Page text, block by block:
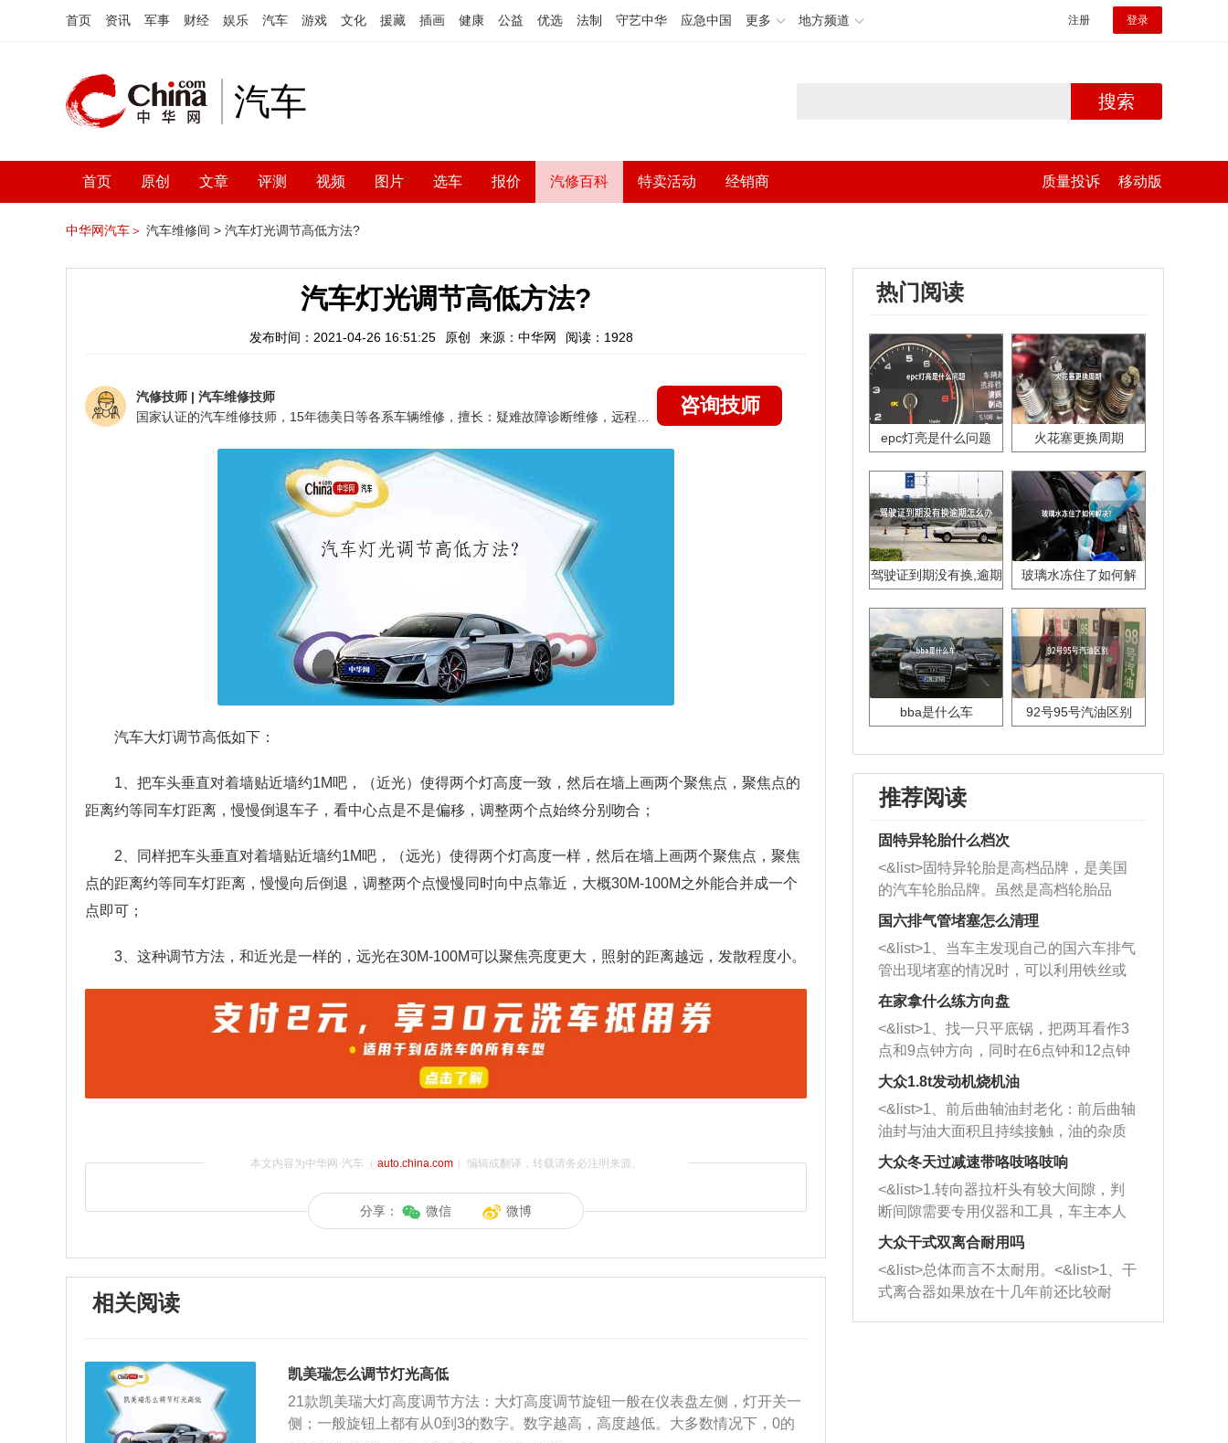
首页 资讯 军事 财经 娱乐 汽车 游戏 文化 援藏 插画 健康 公益 优选 法制 守艺中华 应急中国 更多 地方频道 注册 登录
汽车 搜索
首页 原创 文章 评测 视频 图片 选车 报价 汽修百科 特卖活动 经销商 质量投诉 移动版
中华网汽车＞ 汽车维修间 > 汽车灯光调节高低方法?
汽车灯光调节高低方法?
发布时间：2021-04-26 16:51:25 原创 来源：中华网 阅读：1928
汽修技师 | 汽车维修技师
咨询技师
汽车大灯调节高低如下：
1、把车头垂直对着墙贴近墙约1M吧，（近光）使得两个灯高度一致，然后在墙上画两个聚焦点，聚焦点的
距离约等同车灯距离，慢慢倒退车子，看中心点是不是偏移，调整两个点始终分别吻合；
2、同样把车头垂直对着墙贴近墙约1M吧，（远光）使得两个灯高度一样，然后在墙上画两个聚焦点，聚焦
点的距离约等同车灯距离，慢慢向后倒退，调整两个点慢慢同时向中点靠近，大概30M-100M之外能合并成一个
点即可；
3、这种调节方法，和近光是一样的，远光在30M-100M可以聚焦亮度更大，照射的距离越远，发散程度小。
本文内容为中华网·汽车（ auto.china.com）编辑或翻译，转载请务必注明来源。
分享： 微信 微博
相关阅读
凯美瑞怎么调节灯光高低
21款凯美瑞大灯高度调节方法：大灯高度调节旋钮一般在仪表盘左侧，灯开关一
侧；一般旋钮上都有从0到3的数字。数字越高，高度越低。大多数情况下，0的
热门阅读
epc灯亮是什么问题 火花塞更换周期
驾驶证到期没有换,逾期
玻璃水冻住了如何解
bba是什么车 92号95号汽油区别
推荐阅读
固特异轮胎什么档次
<&list>固特异轮胎是高档品牌，是美国
的汽车轮胎品牌。虽然是高档轮胎品
牌，但是中高低端的轮胎都有生产，这
也是为了更好的开拓市场。
国六排气管堵塞怎么清理
<&list>1、当车主发现自己的国六车排气
管出现堵塞的情况时，可以利用铁丝或
者是细棍，直接将杂物给取出来，如果
堵塞情况比较严重，也可以采取应急措
施。 <&list>2、直接利用木棍将所有的
杂物推到排气管里面的位置处，然后将
三元催化器拆解开，就可以将堵塞的东
西取出来。但如果是因为积碳过多引起
的堵塞，就需要将三元催化器泡在草酸
洗剂对堵塞的情况得到解决，将清洗剂
放在燃油箱中，与燃油混合后，车辆启
动时，就可以和汽油一起进入到燃烧
室，最后形成废气排出，就可以让三元
催化器得到清洗，排气管堵塞的情况就
能够得到解决。
在家拿什么练方向盘
<&list>1、找一只平底锅，把两耳看作3
点和9点钟方向，同时在6点钟和12点钟
方向做一个标记。 <&list>2、双手握住
一圈半的练习，往右同样也要打相同的
圈数。 <&list>3、最后强调要反复练
习，这样就可以形成肌肉记忆，在真实
驾驶车辆时，不需要记忆也能打好方
向。
大众1.8t发动机烧机油
<&list>1、前后曲轴油封老化：前后曲轴
油封与油大面积且持续接触，油的杂质
和发动机内持续温度变化使其密封效果
逐渐减弱，导致渗油或漏油。<&list>2、
活塞间隙过大：积碳会使活塞环与缸体
的间隙扩大，导致机油流入燃烧室中，
造成烧机油。<&list>3、机油粘度。使用
机油粘度过小的话，同样会有烧机油现
象，机油粘度过小具有很好的流动性，
大众冬天过减速带咯吱咯吱响
<&list>1.转向器拉杆头有较大间隙，判
断间隙需要专用仪器和工具，车主本人
无法制作，需要将车辆送到修理厂或4s
店；<&list>2.车辆半轴套管防尘罩破
裂，破裂后会出现漏油现象，使半轴磨
损严重，磨损的半轴容易损坏，产生异
响；<&list>3.稳定器的转向胶套和球头
大众干式双离合耐用吗
<&list>总体而言不太耐用。<&list>1、干
式离合器如果放在十几年前还比较耐